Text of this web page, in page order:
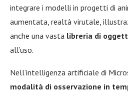
integrare i modelli in progetti di
aumentata, realtà virutale,
anche una vasta libreria di
all’uso.
Nell’intelligenza artificiale di
modalità di osservazione in